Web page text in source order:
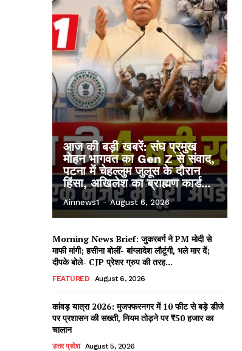
आज की बड़ी खबरें: संघ प्रमुख
मोहन भागवत का Gen Z से संवाद,
पटना में चेहल्लुम जुलूस के दौरान
हिंसा, अखिलेश का ब्राह्मण कार्ड...
Ainnews1 - August 6, 2026
Morning News Brief: जुकरबर्ग ने PM मोदी से
माफी मांगी; हसीना बोलीं- बांग्लादेश लौटूंगी, भले मार दें;
दीपके बोले- CJP प्रेशर ग्रुप की तरह...
FEATURED August 6, 2026
कांवड़ यात्रा 2026: मुजफ्फरनगर में 10 फीट से बड़े डीजे
पर प्रशासन की सख्ती, नियम तोड़ने पर ₹50 हजार का
चालान
उत्तर प्रदेश August 5, 2026